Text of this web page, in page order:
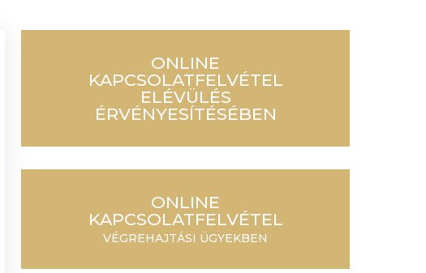
ONLINE
KAPCSOLATFELVÉTEL
ELÉVÜLÉS
ÉRVÉNYESÍTÉSÉBEN
ONLINE
KAPCSOLATFELVÉTEL
VÉGREHAJTÁSI ÜGYEKBEN